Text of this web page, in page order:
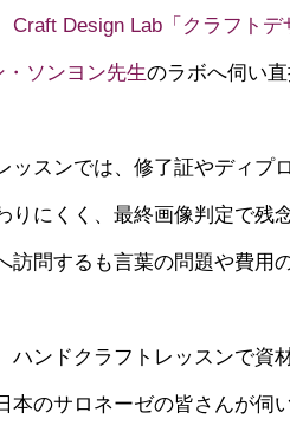
Craft Design Lab「クラフトデ
・ソンヨン先生のラボへ伺い
ッスンでは、修了証やディプ
りにくく、最終画像判定で残
訪問するも言葉の問題や費用
ハンドクラフトレッスンで資
本のサロネーゼの皆さんが伺